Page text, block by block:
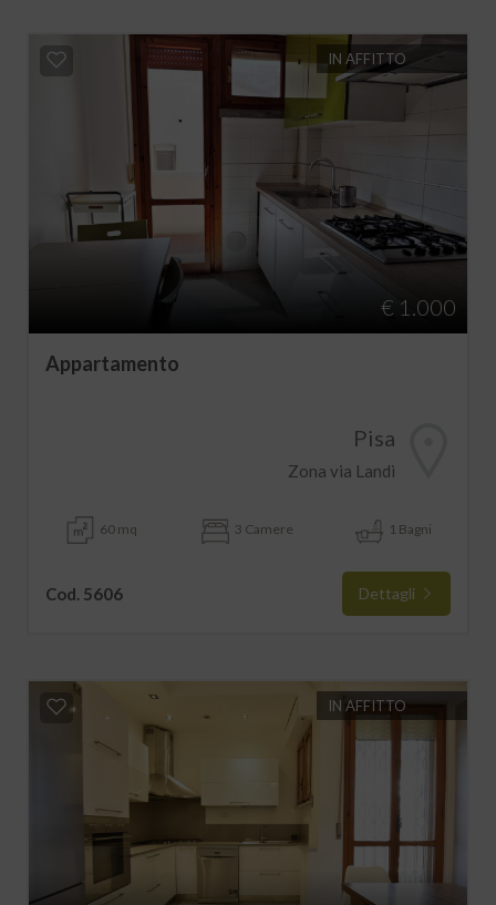
IN AFFITTO
€ 1.000
Appartamento
Pisa
Zona via Landi
60 mq 3 Camere 1 Bagni
Cod. 5606 Dettagli
IN AFFITTO